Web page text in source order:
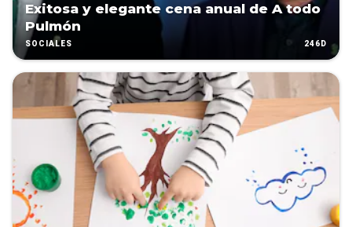
Exitosa y elegante cena anual de A todo
Pulmón
SOCIALES 246D